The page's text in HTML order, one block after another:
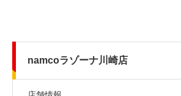
namcoラゾーナ川崎店